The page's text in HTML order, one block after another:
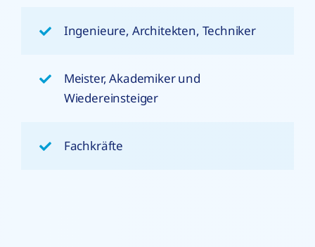
Ingenieure, Architekten, Techniker
Meister, Akademiker und
Wiedereinsteiger
Fachkräfte